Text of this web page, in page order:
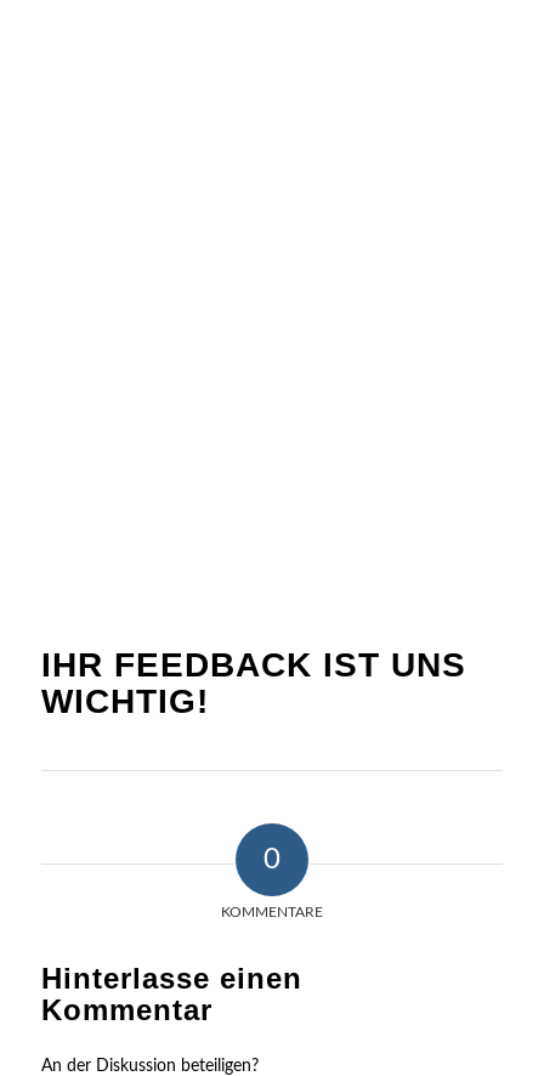
IHR FEEDBACK IST UNS
WICHTIG!
0
KOMMENTARE
Hinterlasse einen
Kommentar
An der Diskussion beteiligen?